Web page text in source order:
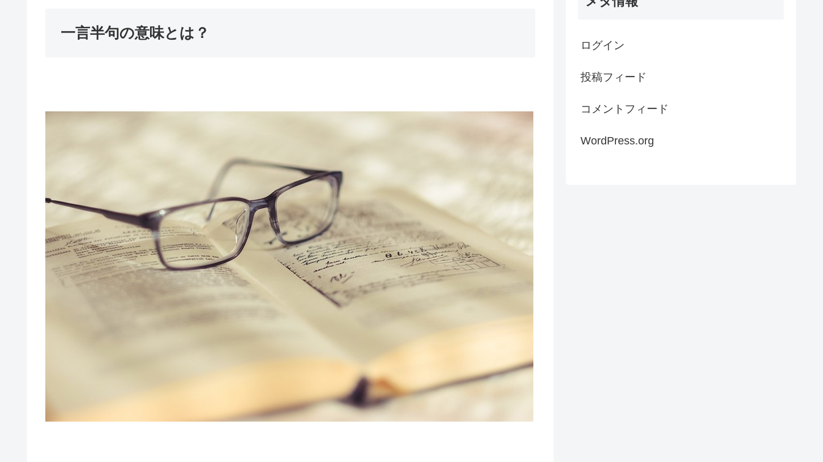
一言半句の意味とは？
ログイン
投稿フィード
コメントフィード
WordPress.org